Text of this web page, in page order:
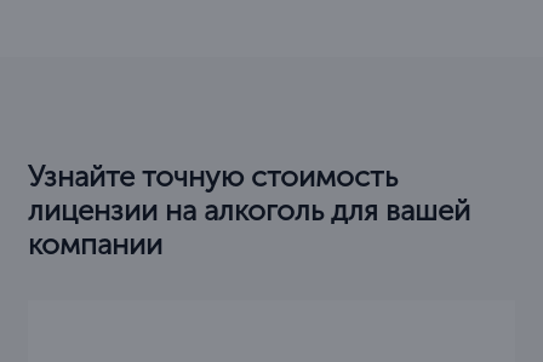
Узнайте точную стоимость
лицензии на алкоголь для вашей
компании